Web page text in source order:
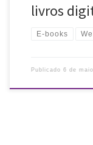
livros
E-books
Publicado 6 de